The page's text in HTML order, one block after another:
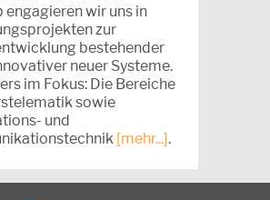
engagieren wir uns in
zur
bestehender
neuer Systeme.
im Fokus: Die Bereiche
sowie
und
[mehr...].